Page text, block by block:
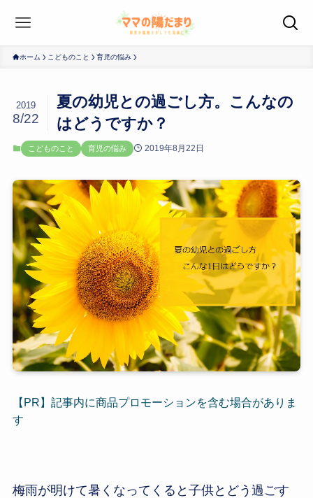
ホーム こどものこと 育児の悩み
夏の幼児との過ごし方。こんなの
はどうですか？
2019
8/22
こどものこと 育児の悩み 2019年8月22日
【PR】記事内に商品プロモーションを含む場合がありま
す
梅雨が明けて暑くなってくると子供とどう過ごす